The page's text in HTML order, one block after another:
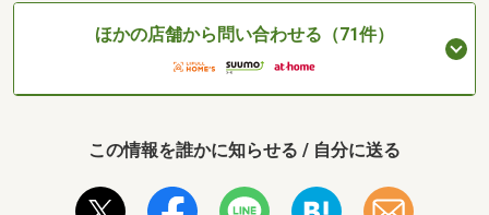
ほかの店舗から問い合わせる（71件）
この情報を誰かに知らせる / 自分に送る